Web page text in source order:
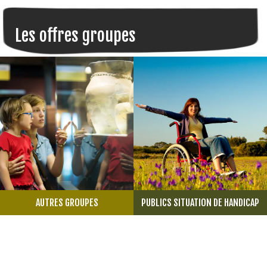
Les offres groupes
AUTRES GROUPES PUBLICS SITUATION DE HANDICAP